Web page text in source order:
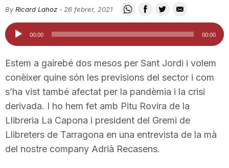
C
i
u
t
By Ricard Lahoz - 26 febrer, 2021
Reproductor
d'àudio
00:00 00:00
Estem a gairebé dos mesos per Sant Jordi i volem
conèixer quine són les previsions del sector i com
s’ha vist també afectat per la pandèmia i la crisi
derivada. I ho hem fet amb Pitu Rovira de la
Llibreria La Capona i president del Gremi de
Llibreters de Tarragona en una entrevista de la mà
del nostre company Adrià Recasens.